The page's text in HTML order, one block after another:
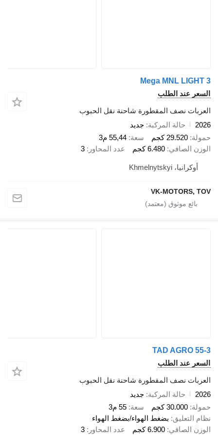
Mega MNL LIGHT 3
السعر عند الطلب
العربات نصف المقطورة شاحنة نقل الحبوب
2026
حالة المركبة جديد
حمولة 29.520 كجم سعة 55,44 م3
الوزن الصافي 6.480 كجم عدد المحاور 3
أوكرانيا، Khmelnytskyi
VK-MOTORS, TOV
TAD AGRO 55-3
السعر عند الطلب
العربات نصف المقطورة شاحنة نقل الحبوب
2026
حالة المركبة جديد
حمولة 30.000 كجم سعة 55 م3
نظام التعليق بضغط الهواء/بضغط الهواء
الوزن الصافي 6.900 كجم عدد المحاور
3